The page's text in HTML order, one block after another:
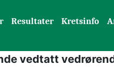
Resultater Kretsinfo
vedtatt